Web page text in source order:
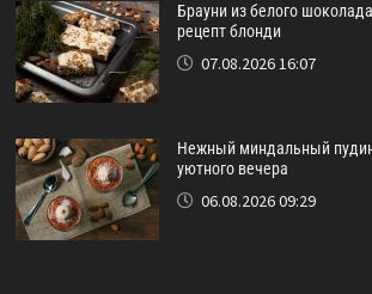
Брауни из белого
рецепт блонди
07.08.2026 16:07
Нежный миндальный
уютного вечера
06.08.2026 09:29